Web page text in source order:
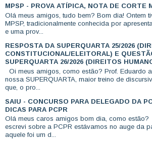
MPSP - PROVA ATÍPICA, NOTA DE CORTE
Olá meus amigos, tudo bem? Bom dia! Ontem
MPSP, tradicionalmente conhecida por
e uma prov...
RESPOSTA DA SUPERQUARTA 25/2026
CONSTITUCIONAL/ELEITORAL) E
SUPERQUARTA 26/2026 (DIREITOS
Oi meus amigos, como estão? Prof. Eduardo
nossa SUPERQUARTA, maior treino de
que, o pro...
SAIU - CONCURSO PARA DELEGADO DA
DICAS PARA PCPR
Olá meus caros amigos bom dia, como estão?
escrevi sobre a PCPR estávamos no auge da
aquele foi um d...